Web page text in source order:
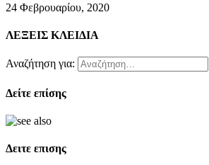
24 Φεβρουαρίου, 2020
ΛΕΞΕΙΣ ΚΛΕΙΔΙΑ
Αναζήτηση για:
Δείτε επίσης
Δειτε επισης